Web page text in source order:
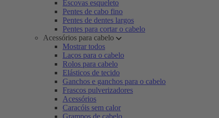
Escovas esqueleto
Pentes de cabo fino
Pentes de dentes largos
Pentes para cortar o cabelo
Acessórios para cabelo
Mostrar todos
Laços para o cabelo
Rolos para cabelo
Elásticos de tecido
Ganchos e ganchos para o cabelo
Frascos pulverizadores
Acessórios
Caracóis sem calor
Grampos de cabelo